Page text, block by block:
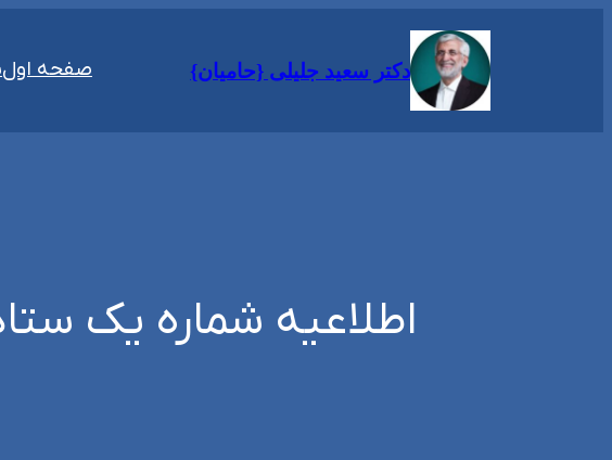
دکتر سعید جلیلی {حامیان} صفحه اول
اطلاعیه شماره یک ستاد